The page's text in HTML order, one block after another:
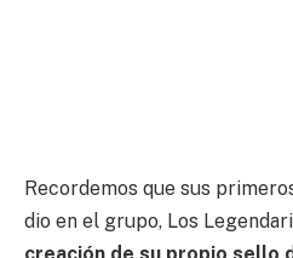
Recordemos que sus
dio en el grupo, Los